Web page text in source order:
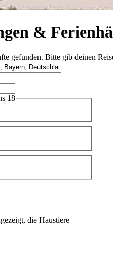
&
gefunden. Bitte gib deinen
18
die Haustiere